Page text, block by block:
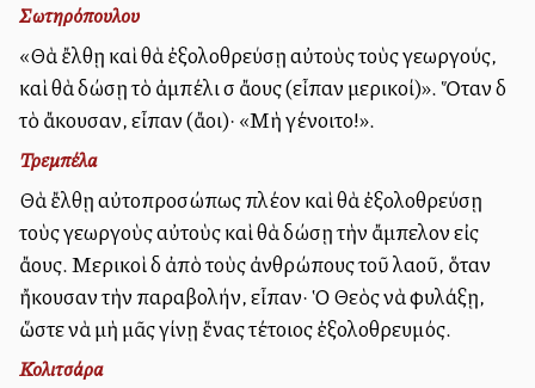
Σωτηρόπουλου
«Θὰ ἔλθῃ καὶ θὰ ἐξολοθρεύσῃ αὐτοὺς τοὺς γεωργούς,
καὶ θὰ δώσῃ τὸ ἀμπέλι σὲ ἄλλους (εἶπαν μερικοί)». Ὅταν δὲ
τὸ ἄκουσαν, εἶπαν (ἄλλοι)· «Μὴ γένοιτο!».
Τρεμπέλα
Θὰ ἔλθῃ αὐτοπροσώπως πλέον καὶ θὰ ἐξολοθρεύσῃ
τοὺς γεωργοὺς αὐτοὺς καὶ θὰ δώσῃ τὴν ἄμπελον εἰς
ἄλλους. Μερικοὶ δὲ ἀπὸ τοὺς ἀνθρώπους τοῦ λαοῦ, ὅταν
ἤκουσαν τὴν παραβολήν, εἶπαν· Ὁ Θεὸς νὰ φυλάξῃ,
ὥστε νὰ μὴ μᾶς γίνῃ ἕνας τέτοιος ἐξολοθρευμός.
Κολιτσάρα